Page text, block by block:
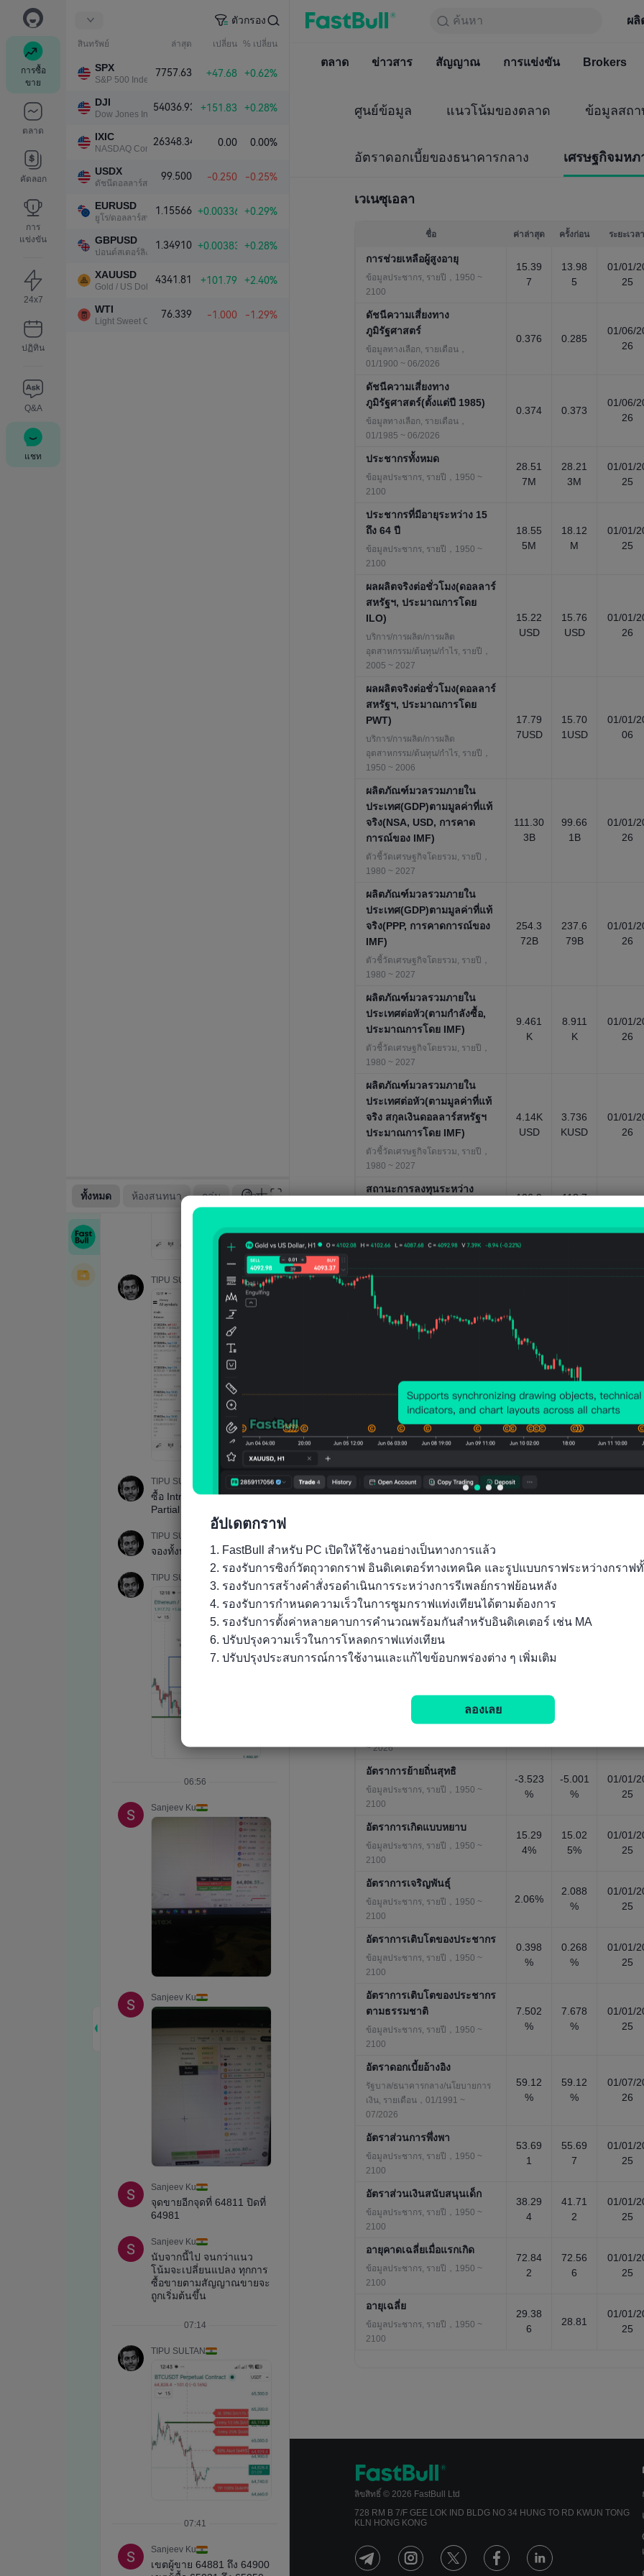
การซื้อ
ขาย
ตลาด
คัดลอก
การ
แข่งขัน
24x7
ปฏิทิน
Q&A
แชท
ตัวกรอง
สินทรัพย์ ล่าสุด เปลี่ยน % เปลี่ยน
SPX
S&P 500 Index
7757.63 +47.68 +0.62%
DJI
Dow Jones Industrial Average
54036.93 +151.83 +0.28%
IXIC
NASDAQ Composite Index
26348.34 0.00 0.00%
USDX
ดัชนีดอลลาร์สหรัฐ
99.500 -0.250 -0.25%
EURUSD
ยูโร/ดอลลาร์สหรัฐ
1.15566 +0.00336 +0.29%
GBPUSD
ปอนด์สเตอร์ลิง/ดอลลาร์สหรัฐ
1.34910 +0.00383 +0.28%
XAUUSD
Gold / US Dollar
4341.81 +101.79 +2.40%
WTI
Light Sweet Crude Oil
76.339 -1.000 -1.29%
ค้นหา ผ
ตลาด ข่าวสาร สัญญาณ การแ
ค้นหา
ฟรีตลอ
ตลาด ข่าวสาร สัญญาณ การแข่งขัน Brokers
ศูนย์ข้อมูล แนวโน้มของตลาด ข้อมูลสถ
อัตราดอกเบี้ยของธนาคารกลาง เศรษฐกิจมหภ
เวเนซุเอลา
ชื่อ ค่าล่าสุด ครั้งก่อน ระยะเวลา
การช่วยเหลือผู้สูงอายุ
ข้อมูลประชากร, รายปี，1950 ~
2100
15.39
7
13.98
5
01/01/
25
ดัชนีความเสี่ยงทาง
ภูมิรัฐศาสตร์
ข้อมูลทางเลือก, รายเดือน，
01/1900 ~ 06/2026
0.376 0.285
01/06/
26
ดัชนีความเสี่ยงทาง
ภูมิรัฐศาสตร์(ตั้งแต่ปี 1985)
ข้อมูลทางเลือก, รายเดือน，
01/1985 ~ 06/2026
0.374 0.373
01/06/
26
ประชากรทั้งหมด
ข้อมูลประชากร, รายปี，1950 ~
2100
28.51
7M
28.21
3M
01/01/
25
ประชากรที่มีอายุระหว่าง 15
ถึง 64 ปี
ข้อมูลประชากร, รายปี，1950 ~
2100
18.55
5M
18.12
M
01/01/
25
ผลผลิตจริงต่อชั่วโมง(ดอลลาร์
สหรัฐฯ, ประมาณการโดย
ILO)
บริการ/การผลิต/การผลิต
อุตสาหกรรม/ต้นทุน/กำไร, รายปี，
2005 ~ 2027
15.22
USD
15.76
USD
01/01/
26
ผลผลิตจริงต่อชั่วโมง(ดอลลาร์
สหรัฐฯ, ประมาณการโดย
PWT)
บริการ/การผลิต/การผลิต
อุตสาหกรรม/ต้นทุน/กำไร, รายปี，
1950 ~ 2006
17.79
7USD
15.70
1USD
01/01/
06
ผลิตภัณฑ์มวลรวมภายใน
ประเทศ(GDP)ตามมูลค่าที่แท้
จริง(NSA, USD, การคาด
การณ์ของ IMF)
ตัวชี้วัดเศรษฐกิจโดยรวม, รายปี，
1980 ~ 2027
111.30
3B
99.66
1B
01/01/
26
ผลิตภัณฑ์มวลรวมภายใน
ประเทศ(GDP)ตามมูลค่าที่แท้
จริง(PPP, การคาดการณ์ของ
IMF)
ตัวชี้วัดเศรษฐกิจโดยรวม, รายปี，
1980 ~ 2027
254.3
72B
237.6
79B
01/01/
26
ผลิตภัณฑ์มวลรวมภายใน
ประเทศต่อหัว(ตามกำลังซื้อ,
ประมาณการโดย IMF)
ตัวชี้วัดเศรษฐกิจโดยรวม, รายปี，
1980 ~ 2027
9.461
K
8.911
K
01/01/
26
ผลิตภัณฑ์มวลรวมภายใน
ประเทศต่อหัว(ตามมูลค่าที่แท้
จริง สกุลเงินดอลลาร์สหรัฐฯ
ประมาณการโดย IMF)
ตัวชี้วัดเศรษฐกิจโดยรวม, รายปี，
1980 ~ 2027
4.14K
USD
3.736
KUSD
01/01/
26
สถานะการลงทุนระหว่าง
ประเทศสุทธิ
106.9
118.7
01/01/
65 ปีขึ้นไป
ข้อมูลประชากร, รายปี，1950 ~
2100
10.01
สัดส่วนของประชากรที่มีอายุ
24.91
1%
อัตราการตายขั้นต้น
ข้อมูลประชากร, รายปี，1950 ~
2100
7.792
%
7.347
%
01/01/20
25
แรงงาน-อายุ 15 ถึง 64
ปี(ประมาณการโดยองค์การ
56.73
56.93
01/01/
อัตราการมีส่วนร่วมในกำลัง
แรงงาน-อายุ 15 ปีขึ้น
ไป(ประมาณการโดยองค์การ
แรงงานระหว่างประเทศ)
~ 2026
52.00
7%
ปี(ประมาณการโดยองค์การ
แรงงานระหว่างประเทศ)
~ 2026
74.89
อัตราการย้ายถิ่นสุทธิ
ข้อมูลประชากร, รายปี，1950 ~
2100
-3.523
%
-5.001
%
01/01/
25
อัตราการเกิดแบบหยาบ
ข้อมูลประชากร, รายปี，1950 ~
2100
15.29
4%
15.02
5%
01/01/
25
อัตราการเจริญพันธุ์
ข้อมูลประชากร, รายปี，1950 ~
2100
2.06%
2.088
%
01/01/
25
อัตราการเติบโตของประชากร
ข้อมูลประชากร, รายปี，1950 ~
2100
0.398
%
0.268
%
01/01/
25
อัตราการเติบโตของประชากร
ตามธรรมชาติ
ข้อมูลประชากร, รายปี，1950 ~
2100
7.502
%
7.678
%
01/01/
25
อัตราดอกเบี้ยอ้างอิง
รัฐบาล/ธนาคารกลาง/นโยบายการ
เงิน, รายเดือน，01/1991 ~
07/2026
59.12
%
59.12
%
01/07/
26
อัตราส่วนการพึ่งพา
ข้อมูลประชากร, รายปี，1950 ~
2100
53.69
1
55.69
7
01/01/
25
อัตราส่วนเงินสนับสนุนเด็ก
ข้อมูลประชากร, รายปี，1950 ~
2100
38.29
4
41.71
2
01/01/
25
อายุคาดเฉลี่ยเมื่อแรกเกิด
ข้อมูลประชากร, รายปี，1950 ~
2100
72.84
2
72.56
6
01/01/
25
อายุเฉลี่ย
ข้อมูลประชากร, รายปี，1950 ~
2100
29.38
6
28.81
01/01/
25
ลิขสิทธิ์ © 2026 FastBull Ltd
728 RM B 7/F GEE LOK IND BLDG NO 34 HUNG TO RD KWUN TONG
KLN HONG KONG
อัปเดตกราฟ
1. FastBull สำหรับ PC เปิดให้ใช้งานอย่างเป็นทางการแล้ว
2. รองรับการซิงก์วัตถุวาดกราฟ อินดิเคเตอร์ทางเทคนิค และรูปแบบกราฟระหว่างกราฟ
3. รองรับการสร้างคำสั่งรอดำเนินการระหว่างการรีเพลย์กราฟย้อนหลัง
4. รองรับการกำหนดความเร็วในการซูมกราฟแท่งเทียนได้ตามต้องการ
5. รองรับการตั้งค่าหลายคาบการคำนวณพร้อมกันสำหรับอินดิเคเตอร์ เช่น MA
6. ปรับปรุงความเร็วในการโหลดกราฟแท่งเทียน
7. ปรับปรุงประสบการณ์การใช้งานและแก้ไขข้อบกพร่องต่าง ๆ เพิ่มเติม
ลองเลย